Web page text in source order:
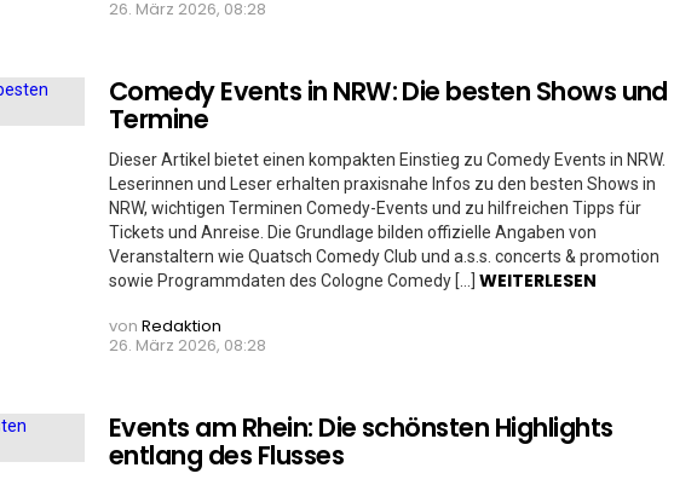
26. März 2026, 08:28
Comedy Events in NRW: Die besten Shows und
Termine
Dieser Artikel bietet einen kompakten Einstieg zu Comedy Events in NRW.
Leserinnen und Leser erhalten praxisnahe Infos zu den besten Shows in
NRW, wichtigen Terminen Comedy-Events und zu hilfreichen Tipps für
Tickets und Anreise. Die Grundlage bilden offizielle Angaben von
Veranstaltern wie Quatsch Comedy Club und a.s.s. concerts & promotion
sowie Programmdaten des Cologne Comedy […] WEITERLESEN
von Redaktion
26. März 2026, 08:28
Events am Rhein: Die schönsten Highlights
entlang des Flusses